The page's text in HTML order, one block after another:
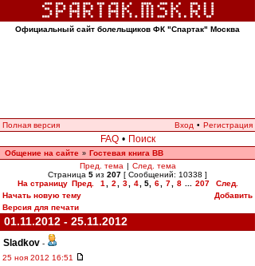
Официальный сайт болельщиков ФК "Спартак" Москва
Полная версия Вход • Регистрация
FAQ • Поиск
Общение на сайте » Гостевая книга ВВ
Пред. тема | След. тема
Страница 5 из 207 [ Сообщений: 10338 ]
На страницу Пред. 1 2 3 4 5, 6 7 8 207
След.
Начать новую тему
Добавить
Версия для печати
01.11.2012 - 25.11.2012
Sladkov -
25 ноя 2012 16:51